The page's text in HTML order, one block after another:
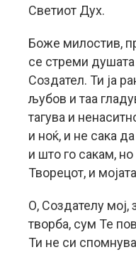
Светиот Дух.
Боже милостив,
се стреми душата
Создател. Ти ја
љубов и таа
тагува и
и ноќ, и не сака
и што го сакам,
Творецот, и
О, Создателу мој,
творба, сум Те
Ти не си